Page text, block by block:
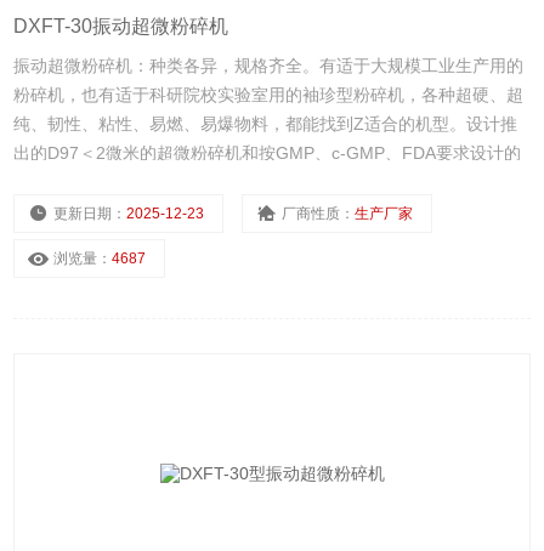
DXFT-30振动超微粉碎机
振动超微粉碎机：种类各异，规格齐全。有适于大规模工业生产用的
粉碎机，也有适于科研院校实验室用的袖珍型粉碎机，各种超硬、超
纯、韧性、粘性、易燃、易爆物料，都能找到Z适合的机型。设计推
出的D97＜2微米的超微粉碎机和按GMP、c-GMP、FDA要求设计的
更新日期：2025-12-23 厂商性质：生产厂家
浏览量：4687